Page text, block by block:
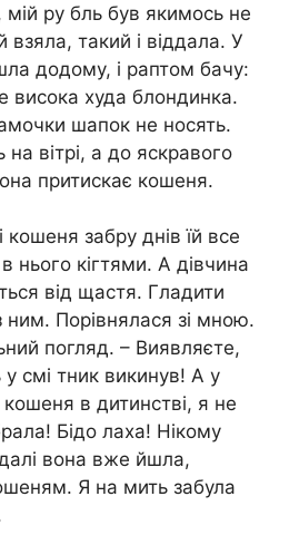
ру бль був якимось не
такий і віддала. У
додому, і раптом бачу:
висока худа блондинка.
шапок не носять.
вітрі, а до яскравого
притискає кошеня.
забру днів їй все
нього кігтями. А дівчина
від щастя. Гладити
ним. Порівнялася зі мною.
погляд. – Виявляєте,
у смі тник викинув! А у
в дитинстві, я не
Бідо лаха! Нікому
вона вже йшла,
Я на мить забула